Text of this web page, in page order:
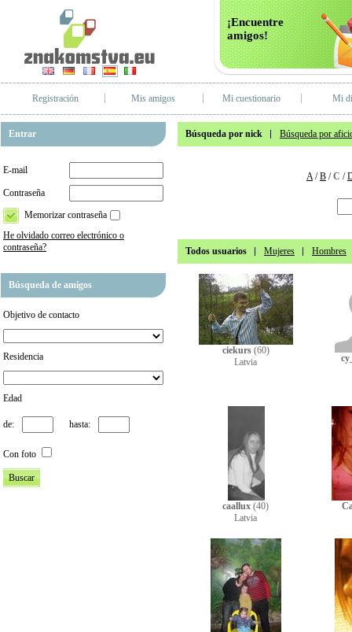
¡Encuentre
amigos!
Registración Mis amigos Mi cuestionario Mi
Entrar
E-mail
Contraseña
Memorizar contraseña
He olvidado correo electrónico o
contraseña?
Búsqueda de amigos
Objetivo de contacto
Residencia
Edad
de: hasta:
Con foto
Búsqueda por nick Búsqueda por
A/B /C /
Todos usuarios Mujeres Hombres
ciekurs (60)
Latvia
caallux (40)
Latvia